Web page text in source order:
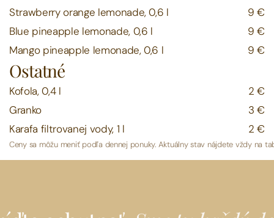
Strawberry orange lemonade, 0,6 l
9 €
Blue pineapple lemonade, 0,6 l
9 €
Mango pineapple lemonade, 0,6 l
9 €
Ostatné
Kofola, 0,4 l
2 €
Granko
3 €
Karafa filtrovanej vody, 1 l
2 €
Ceny sa môžu meniť podľa dennej ponuky. Aktuálny stav nájdete vždy na